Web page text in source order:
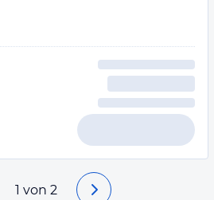
1 von 2